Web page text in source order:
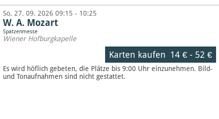
So, 27. 09. 2026 09:15 - 10:25
W. A. Mozart
Spatzenmesse
Wiener Hofburgkapelle
Karten kaufen 14 €- 52 €
Es wird höflich gebeten, die Plätze bis 9:00 Uhr einzunehmen. Bild-
und Tonaufnahmen sind nicht gestattet.